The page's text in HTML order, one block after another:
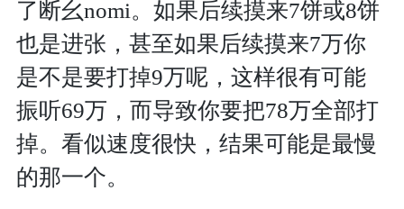
了断幺nomi。如果后续摸来7饼或8饼
也是进张，甚至如果后续摸来7万你
是不是要打掉9万呢，这样很有可能
振听69万，而导致你要把78万全部打
掉。看似速度很快，结果可能是最慢
的那一个。